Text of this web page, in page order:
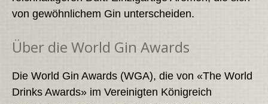
von gewöhnlichem Gin unterscheiden.
Über die World Gin Awards
Die World Gin Awards (WGA), die von «The World
Drinks Awards» im Vereinigten Königreich